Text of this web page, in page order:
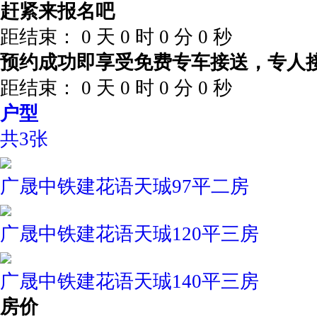
赶紧来报名吧
距结束：
0 天 0 时 0 分 0 秒
预约成功即享受免费专车接送，专人
距结束：
0 天 0 时 0 分 0 秒
户型
共3张
广晟中铁建花语天珹97平二房
广晟中铁建花语天珹120平三房
广晟中铁建花语天珹140平三房
房价